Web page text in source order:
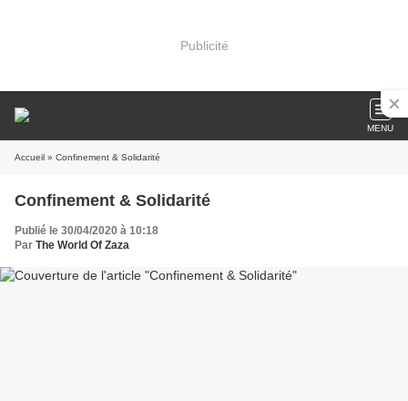
Publicité
MENU
Accueil » Confinement & Solidarité
Confinement & Solidarité
Publié le 30/04/2020 à 10:18
Par The World Of Zaza